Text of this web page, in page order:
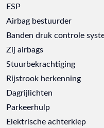
ESP
Airbag bestuurder
Banden druk controle
Zij airbags
Stuurbekrachtiging
Rijstrook herkenning
Dagrijlichten
Parkeerhulp
Elektrische achterklep